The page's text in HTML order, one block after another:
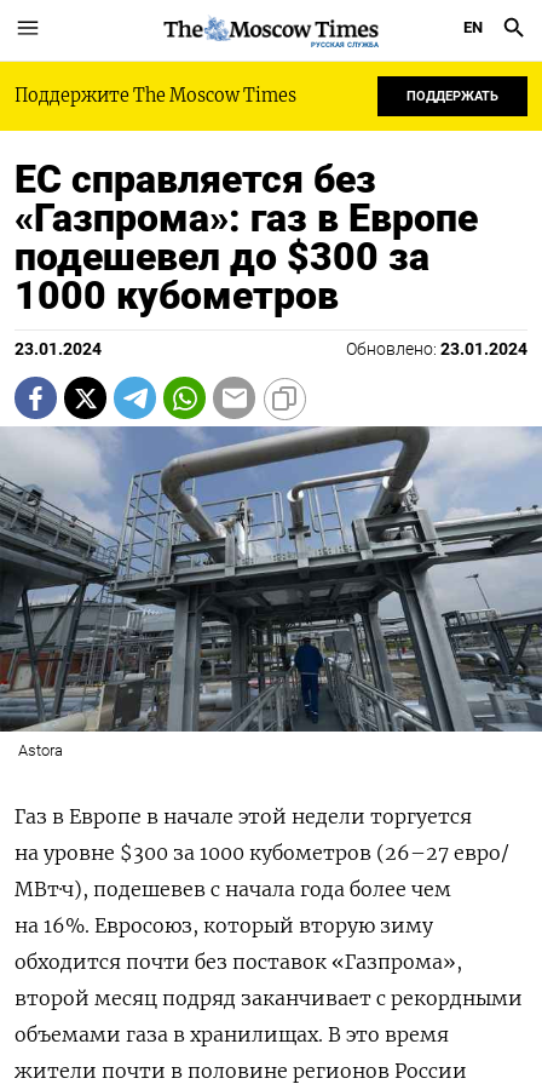
РУССКАЯ СЛУЖБА
EN
Поддержите The Moscow Times ПОДДЕРЖАТЬ
ЕС справляется без
«Газпрома»: газ в Европе
подешевел до $300 за
1000 кубометров
23.01.2024 Обновлено: 23.01.2024
Astora
Газ в Европе в начале этой недели торгуется
на уровне $300 за 1000 кубометров (26–27 евро/
МВт·ч), подешевев с начала года более чем
на 16%. Евросоюз, который вторую зиму
обходится почти без поставок «Газпрома»,
второй месяц подряд заканчивает с рекордными
объемами газа в хранилищах. В это время
жители почти в половине регионов России